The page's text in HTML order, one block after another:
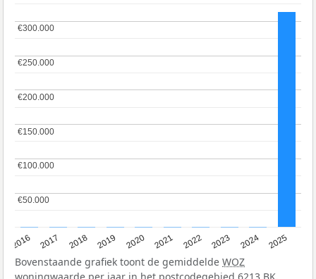
2016 2017 2018 2019 2020 2021 2022 2023 2024 2025
€50.000
€50.000
€100.000
€100.000
€150.000
€150.000
€200.000
€200.000
€250.000
€250.000
€300.000
€300.000
Bovenstaande grafiek toont de gemiddelde WOZ